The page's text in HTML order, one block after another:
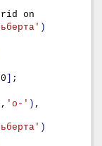
on
)
;
'o-' ) ,
)